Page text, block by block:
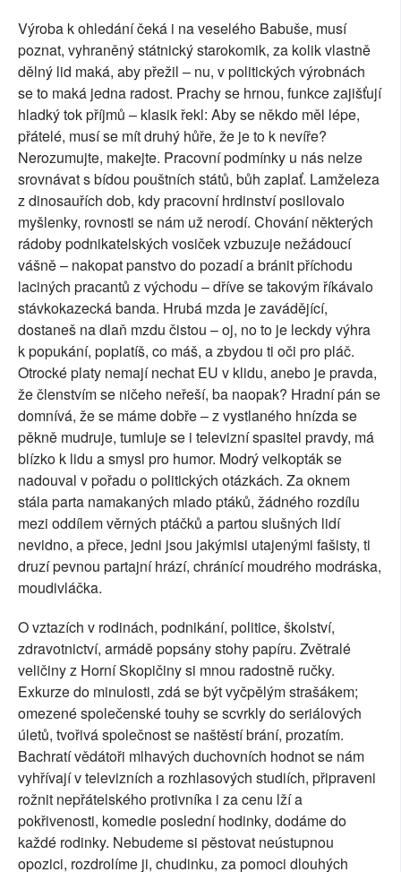
Výroba k ohledání čeká i na veselého Babuše, musí
poznat, vyhraněný státnický starokomik, za kolik vlastně
dělný lid maká, aby přežil – nu, v politických výrobnách
se to maká jedna radost. Prachy se hrnou, funkce zajišťují
hladký tok příjmů – klasik řekl: Aby se někdo měl lépe,
přátelé, musí se mít druhý hůře, že je to k nevíře?
Nerozumujte, makejte. Pracovní podmínky u nás nelze
srovnávat s bídou pouštních států, bůh zaplať. Lamželeza
z dinosauřích dob, kdy pracovní hrdinství posilovalo
myšlenky, rovnosti se nám už nerodí. Chování některých
rádoby podnikatelských vosiček vzbuzuje nežádoucí
vášně – nakopat panstvo do pozadí a bránit příchodu
laciných pracantů z východu – dříve se takovým říkávalo
stávkokazecká banda. Hrubá mzda je zavádějící,
dostaneš na dlaň mzdu čistou – oj, no to je leckdy výhra
k popukání, poplatíš, co máš, a zbydou ti oči pro pláč.
Otrocké platy nemají nechat EU v klidu, anebo je pravda,
že členstvím se ničeho neřeší, ba naopak? Hradní pán se
domnívá, že se máme dobře – z vystlaného hnízda se
pěkně mudruje, tumluje se i televizní spasitel pravdy, má
blízko k lidu a smysl pro humor. Modrý velkopták se
nadouval v pořadu o politických otázkách. Za oknem
stála parta namakaných mlado ptáků, žádného rozdílu
mezi oddílem věrných ptáčků a partou slušných lidí
nevidno, a přece, jedni jsou jakýmisi utajenými fašisty, ti
druzí pevnou partajní hrází, chránící moudrého modráska,
moudivláčka.
O vztazích v rodinách, podnikání, politice, školství,
zdravotnictví, armádě popsány stohy papíru. Zvětralé
veličiny z Horní Skopičiny si mnou radostně ručky.
Exkurze do minulosti, zdá se být vyčpělým strašákem;
omezené společenské touhy se scvrkly do seriálových
úletů, tvořivá společnost se naštěstí brání, prozatím.
Bachratí vědátoři mlhavých duchovních hodnot se nám
vyhřívají v televizních a rozhlasových studiích, připraveni
rožnit nepřátelského protivníka i za cenu lží a
pokřivenosti, komedie poslední hodinky, dodáme do
každé rodinky. Nebudeme si pěstovat neústupnou
opozici, rozdrolíme ji, chudinku, za pomoci dlouhých